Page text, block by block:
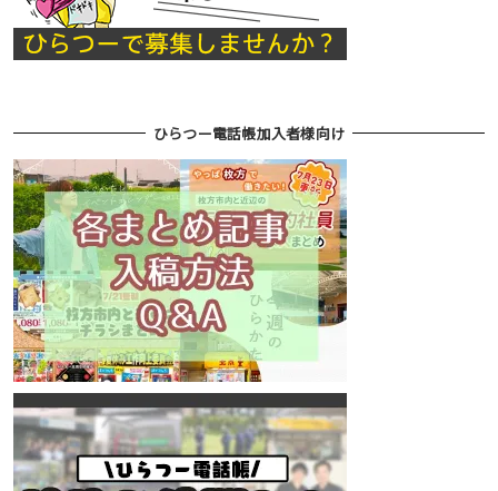
ひらつー電話帳加入者様向け